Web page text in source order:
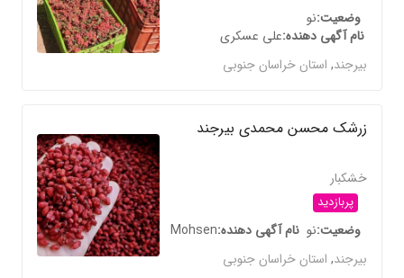
وضعیتنو
نام آگهی دهندهعلی عسکری
بیرجند,استان خراسان جنوبی
زرشک محسن محمدی بیرجند
خشکبار
پربازدید
وضعیتنو نام آگهی دهندهMohsen
بیرجند,استان خراسان جنوبی